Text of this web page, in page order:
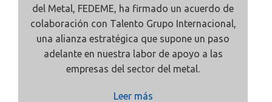
del Metal, FEDEME, ha firmado un acuerdo de
colaboración con Talento Grupo Internacional,
una alianza estratégica que supone un paso
adelante en nuestra labor de apoyo a las
empresas del sector del metal.
Leer más